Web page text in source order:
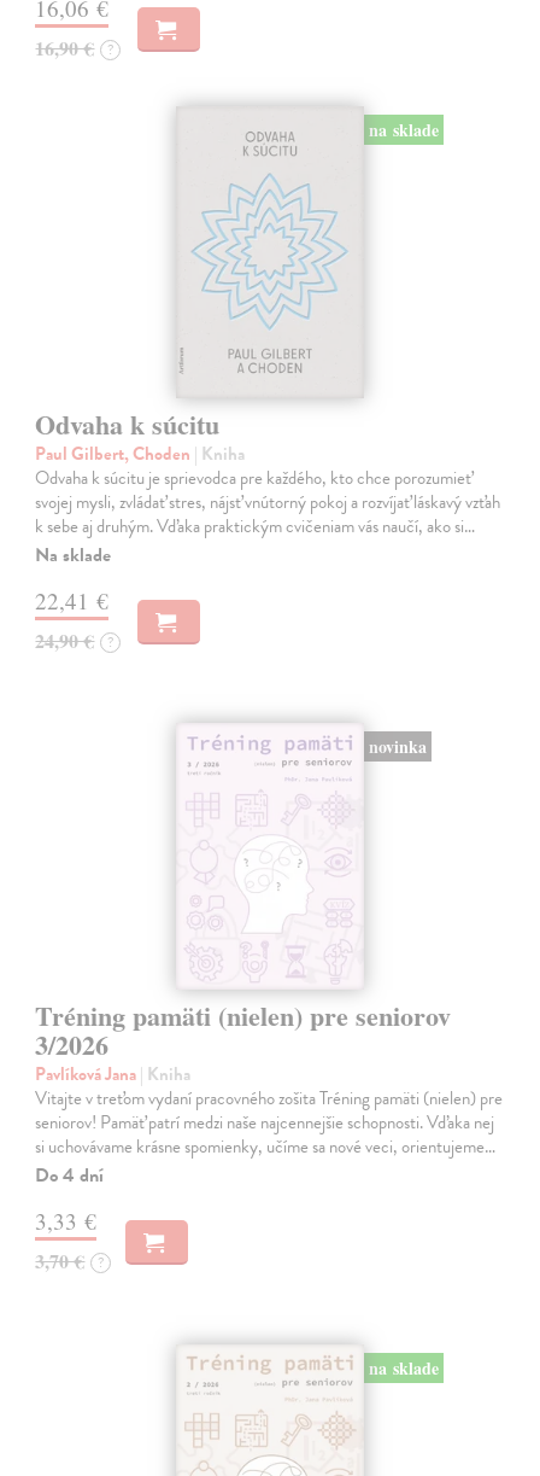
16,06 €
16,90 € ?
na sklade
Odvaha k súcitu
Paul Gilbert, Choden | Kniha
Odvaha k súcitu je sprievodca pre každého, kto chce porozumieť
svojej mysli, zvládať stres, nájsť vnútorný pokoj a rozvíjať láskavý vzťah
k sebe aj druhým. Vďaka praktickým cvičeniam vás naučí, ako si…
Na sklade
22,41 €
24,90 € ?
novinka
Tréning pamäti (nielen) pre seniorov
3/2026
Pavlíková Jana| Kniha
Vitajte v treťom vydaní pracovného zošita Tréning pamäti (nielen) pre
seniorov! Pamäť patrí medzi naše najcennejšie schopnosti. Vďaka nej
si uchovávame krásne spomienky, učíme sa nové veci, orientujeme…
Do 4 dní
3,33 €
3,70 € ?
na sklade